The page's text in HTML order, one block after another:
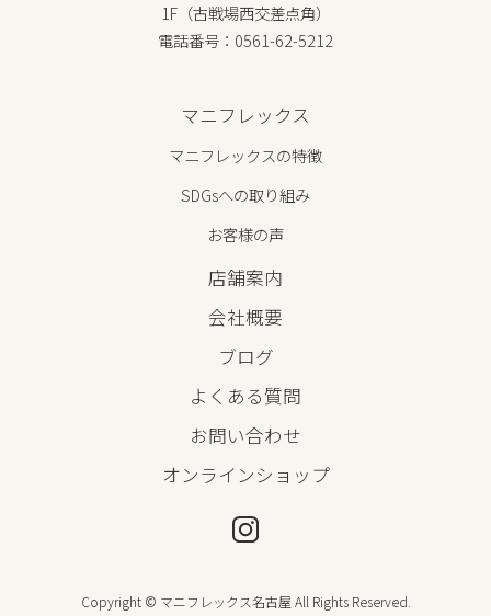
1F（古戦場西交差点角）
電話番号：0561-62-5212
マニフレックス
マニフレックスの特徴
SDGsへの取り組み
お客様の声
店舗案内
会社概要
ブログ
よくある質問
お問い合わせ
オンラインショップ
Copyright © マニフレックス名古屋 All Rights Reserved.